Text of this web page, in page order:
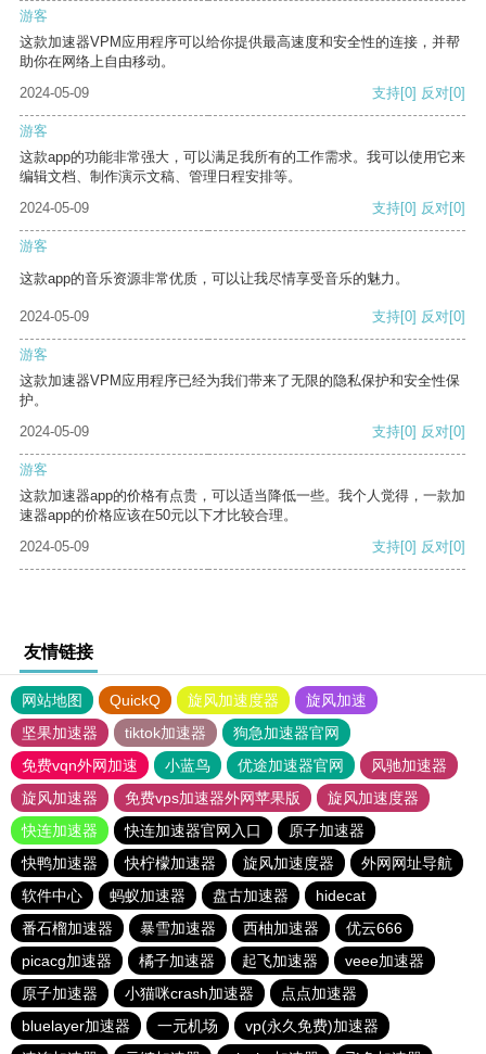
游客
这款加速器VPM应用程序可以给你提供最高速度和安全性的连接，并帮
助你在网络上自由移动。
2024-05-09
支持[0] 反对[0]
游客
这款app的功能非常强大，可以满足我所有的工作需求。我可以使用它来
编辑文档、制作演示文稿、管理日程安排等。
2024-05-09
支持[0] 反对[0]
游客
这款app的音乐资源非常优质，可以让我尽情享受音乐的魅力。
2024-05-09 支持[0] 反对[0]
游客
这款加速器VPM应用程序已经为我们带来了无限的隐私保护和安全性保
护。
2024-05-09
支持[0] 反对[0]
游客
这款加速器app的价格有点贵，可以适当降低一些。我个人觉得，一款加
速器app的价格应该在50元以下才比较合理。
2024-05-09
支持[0] 反对[0]
友情链接
网站地图 QuickQ 旋风加速度器
旋风加速
坚果加速器
tiktok加速器
狗急加速器官网
免费vqn外网加速
小蓝鸟 优途加速器官网
风驰加速器
旋风加速器
免费vps加速器外网苹果版
旋风加速度器
快连加速器
快连加速器官网入口
原子加速器
快鸭加速器
快柠檬加速器 旋风加速度器
外网网址导航
软件中心
蚂蚁加速器 盘古加速器
hidecat
番石榴加速器
暴雪加速器 西柚加速器
优云666
picacg加速器
橘子加速器 起飞加速器
veee加速器
原子加速器
小猫咪crash加速器
点点加速器
bluelayer加速器
一元机场
vp(永久免费)加速器